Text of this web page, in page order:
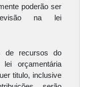
poderão ser
na lei
de recursos do
lei orçamentária
titulo, inclusive